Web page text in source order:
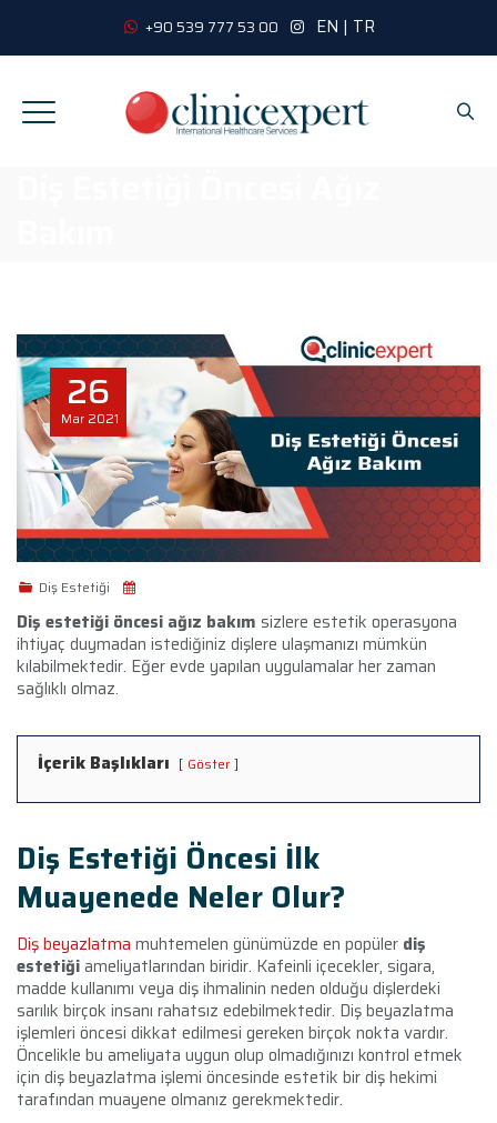
+90 539 777 53 00 EN | TR
26
Mar 2021
Diş Estetiği
Diş estetiği öncesi ağız bakım sizlere estetik operasyona
ihtiyaç duymadan istediğiniz dişlere ulaşmanızı mümkün
kılabilmektedir. Eğer evde yapılan uygulamalar her zaman
sağlıklı olmaz.
İçerik Başlıkları Göster
Diş Estetiği Öncesi İlk
Muayenede Neler Olur?
Diş beyazlatma muhtemelen günümüzde en popüler diş
estetiğiameliyatlarından biridir. Kafeinli içecekler, sigara,
madde kullanımı veya diş ihmalinin neden olduğu dişlerdeki
sarılık birçok insanı rahatsız edebilmektedir. Diş beyazlatma
işlemleri öncesi dikkat edilmesi gereken birçok nokta vardır.
Öncelikle bu ameliyata uygun olup olmadığınızı kontrol etmek
için diş beyazlatma işlemi öncesinde estetik bir diş hekimi
tarafından muayene olmanız gerekmektedir.